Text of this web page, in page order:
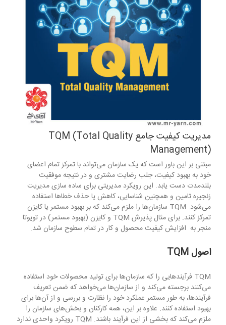
مدیریت کیفیت جامع TQM (Total Quality
Management)
مبتنی بر این باور است که یک سازمان می‌تواند با تمرکز تمام اعضای
خود به بهبود کیفیت، جلب رضایت مشتری و در نتیجه موفقیت
بلندمدت دست یابد. این رویکرد مدیریتی برای ساده سازی مدیریت
زنجیره تامین و همچنین شناسایی، کاهش یا حذف خطاها استفاده
می‌شود. TQM سازمان‌ها را ملزم می‌کند که بر بهبود مستمر یا کایزن
تمرکز کنند. برای مثال پذیرش TQM و کایزن (بهبود مستمر) در تویوتا
منجر به افزایش کیفیت محصول و کار در تمام سطوح سازمان شد.
اصول TQM
TQM فرآیندهایی را که سازمان‌ها برای تولید محصولات خود استفاده
می‌کنند برجسته می‌کند و از سازمان‌ها می‌خواهد که ضمن تعریف
فرآیندها، به طور مستمر عملکرد خود را نظارت و بررسی و از آن‌ها برای
بهبود استفاده کنند. علاوه بر این، همه کارکنان و بخش‌های سازمان را
ملزم می‌کند که بخشی از این فرآیند باشند. TQM رویکرد واحدی ندارد